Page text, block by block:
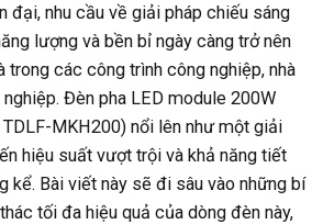
đại, nhu cầu về giải pháp chiếu sáng
lượng và bền bỉ ngày càng trở nên
các công trình công nghiệp, nhà
Đèn pha LED module 200W
TDLF-MKH200) nổi lên như một giải
hiệu suất vượt trội và khả năng tiết
kể. Bài viết này sẽ đi sâu vào những bí
tối đa hiệu quả của dòng đèn này,